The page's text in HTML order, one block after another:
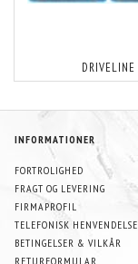
DRIVELINE
INFORMATIONER
FORTROLIGHED
FRAGT OG LEVERING
FIRMAPROFIL
TELEFONISK HENVENDELSE
BETINGELSER & VILKÅR
RETURFORMULAR